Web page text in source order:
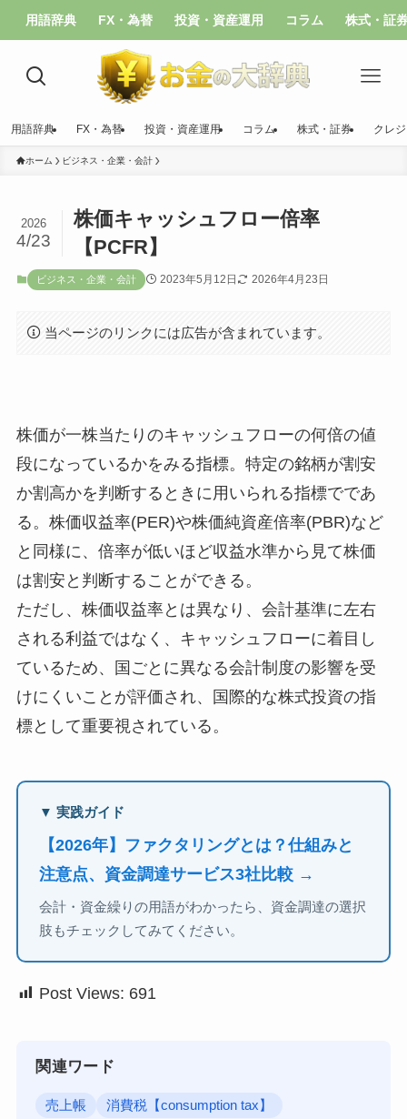
用語辞典 FX・為替 投資・資産運用 コラム 株式・証
用語辞典 FX・為替 投資・資産運用 コラム 株式・証券 クレ
ホーム ビジネス・企業・会計
株価キャッシュフロー倍率
【PCFR】
2026
4/23
ビジネス・企業・会計 2023年5月12日 2026年4月23日
当ページのリンクには広告が含まれています。
株価が一株当たりのキャッシュフローの何倍の値
段になっているかをみる指標。特定の銘柄が割安
か割高かを判断するときに用いられる指標でであ
る。株価収益率(PER)や株価純資産倍率(PBR)など
と同様に、倍率が低いほど収益水準から見て株価
は割安と判断することができる。
ただし、株価収益率とは異なり、会計基準に左右
される利益ではなく、キャッシュフローに着目し
ているため、国ごとに異なる会計制度の影響を受
けにくいことが評価され、国際的な株式投資の指
標として重要視されている。
▼ 実践ガイド
【2026年】ファクタリングとは？仕組みと
注意点、資金調達サービス3社比較 →
会計・資金繰りの用語がわかったら、資金調達の選択
肢もチェックしてみてください。
Post Views: 691
関連ワード
売上帳 消費税【consumption tax】